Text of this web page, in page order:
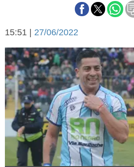
Economía y campo
Economía
Con el
Sociedad y tiempo
libre
Turismo
Salud
Es viral
El tiempo
Cartón Lleno
Fúnebres
Clasificados
15:51 | 27/06/2022